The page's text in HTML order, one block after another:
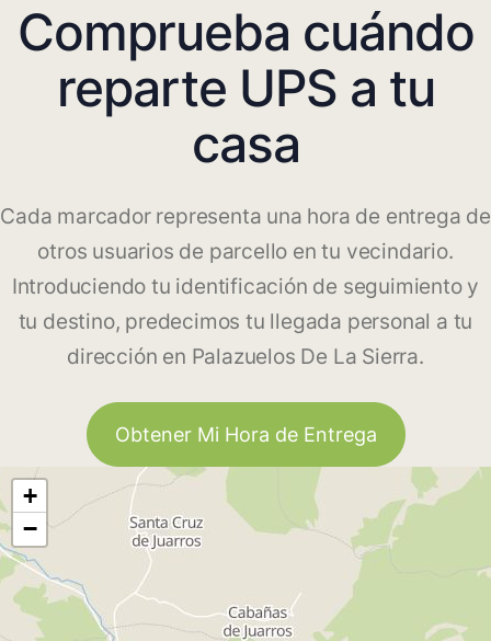
Comprueba cuándo
reparte UPS a tu
casa
Cada marcador representa una hora de entrega de
otros usuarios de parcello en tu vecindario.
Introduciendo tu identificación de seguimiento y
tu destino, predecimos tu llegada personal a tu
dirección en Palazuelos De La Sierra.
Obtener Mi Hora de Entrega
+
−